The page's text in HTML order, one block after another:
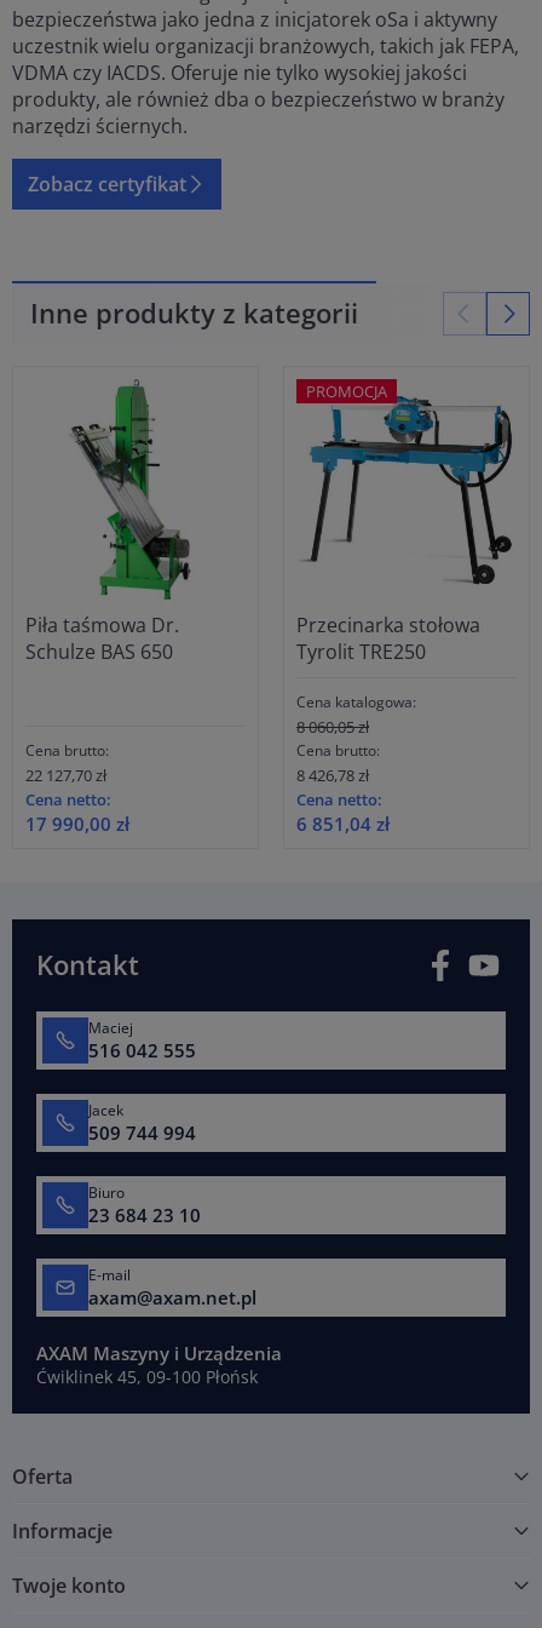
bezpieczeństwa jako jedna z inicjatorek oSa i aktywny
uczestnik wielu organizacji branżowych, takich jak FEPA,
VDMA czy IACDS. Oferuje nie tylko wysokiej jakości
produkty, ale również dba o bezpieczeństwo w branży
narzędzi ściernych.
Zobacz certyfikat
Inne produkty z kategorii
Piła taśmowa Dr.
Schulze BAS 650
Cena brutto:
22 127,70 zł
Cena netto:
17 990,00 zł
Przecinarka stołowa
Tyrolit TRE250
Cena katalogowa:
8 060,05 zł
Cena brutto:
8 426,78 zł
Cena netto:
6 851,04 zł
PROMOCJA
Kontakt Facebook
Maciej
516 042 555
Jacek
509 744 994
Biuro
23 684 23 10
E-mail
axam@axam.net.pl
AXAM Maszyny i Urządzenia
Ćwiklinek 45, 09-100 Płońsk
Oferta
Informacje
Twoje konto